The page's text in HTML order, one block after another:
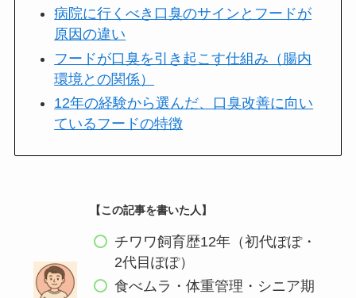
病院に行くべき口臭のサインとフードが
原因の違い
フードが口臭を引き起こす仕組み（腸内
環境との関係）
12年の経験から選んだ、口臭改善に向い
ているフードの特徴
【この記事を書いた人】
チワワ飼育歴12年（初代ぽぽ・
2代目ぽぽ）
食べムラ・体重管理・シニア期